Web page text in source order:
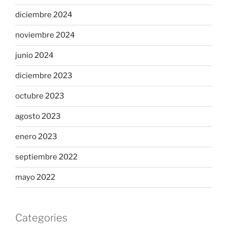
diciembre 2024
noviembre 2024
junio 2024
diciembre 2023
octubre 2023
agosto 2023
enero 2023
septiembre 2022
mayo 2022
Categories